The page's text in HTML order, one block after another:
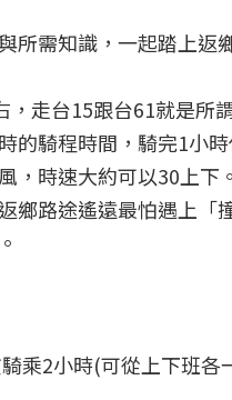
需知識，一起踏上返
，走台15跟台61就是
的騎程時間，騎完1小
，時速大約可以30上
鄉路途遙遠最怕遇上「
乘2小時(可從上下班各